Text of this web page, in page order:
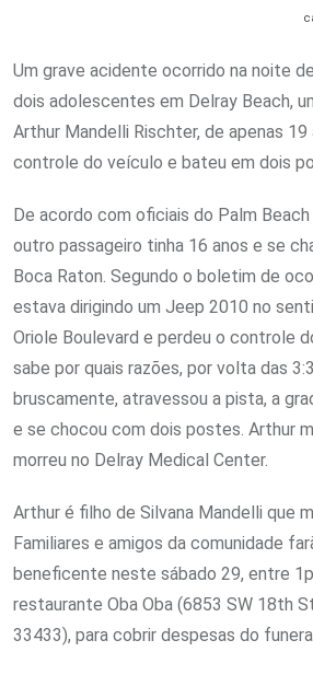
Um grave acidente ocorrido na noite
dois adolescentes em Delray Beach,
Arthur Mandelli Rischter, de apenas 19
controle do veículo e bateu em dois
De acordo com oficiais do Palm
outro passageiro tinha 16 anos e se
Boca Raton. Segundo o boletim de
estava dirigindo um Jeep 2010 no
Oriole Boulevard e perdeu o controle
sabe por quais razões, por volta das
bruscamente, atravessou a pista, a
e se chocou com dois postes. Arthur
morreu no Delray Medical Center.
Arthur é filho de Silvana Mandelli que
Familiares e amigos da comunidade
beneficente neste sábado 29, entre
restaurante Oba Oba (6853 SW 18th
33433), para cobrir despesas do